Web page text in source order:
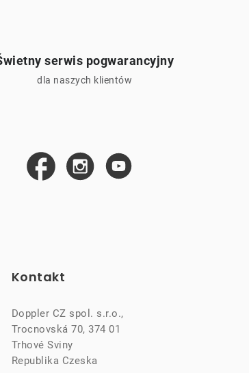
serwis pogwarancyjny
dla naszych klientów
Kontakt
Doppler CZ spol. s.r.o.,
Trocnovská 70, 374 01
Trhové Sviny
Republika Czeska